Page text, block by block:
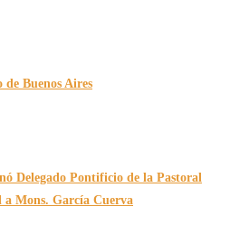
Buenos Aires
Delegado Pontificio de la Pastoral
Mons. García Cuerva